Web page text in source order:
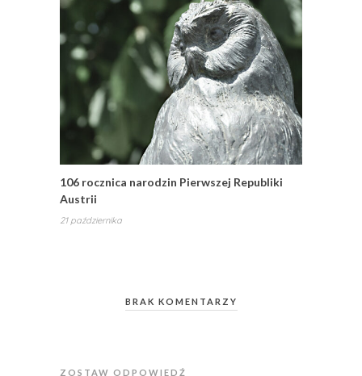
106 rocznica narodzin Pierwszej Republiki
Austrii
21 października
BRAK KOMENTARZY
ZOSTAW ODPOWIEDŹ